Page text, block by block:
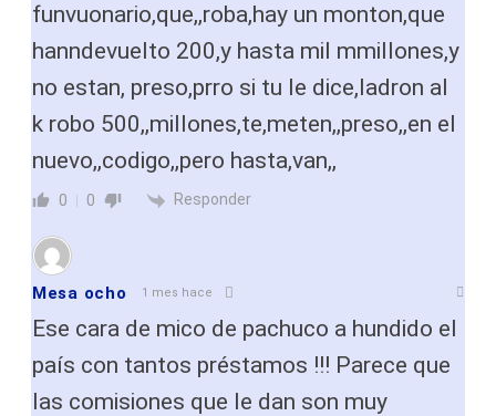
funvuonario,que,,roba,hay un monton,que
hanndevuelto 200,y hasta mil mmillones,y
no estan, preso,prro si tu le dice,ladron al
k robo 500,,millones,te,meten,,preso,,en el
nuevo,,codigo,,pero hasta,van,,
0 0 Responder
Mesa ocho 1 mes hace
Ese cara de mico de pachuco a hundido el
país con tantos préstamos !!! Parece que
las comisiones que le dan son muy